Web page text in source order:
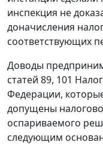
инспекция не
доначисления
соответствующих
Доводы
статей 89, 101
Федерации,
допущены
оспариваемого
следующим